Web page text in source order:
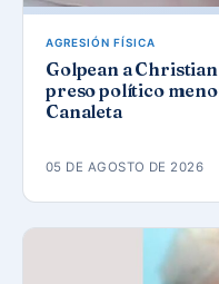
AGRESIÓN FÍSICA
Golpean a
preso político
Canaleta
05 DE AGOSTO DE 2026